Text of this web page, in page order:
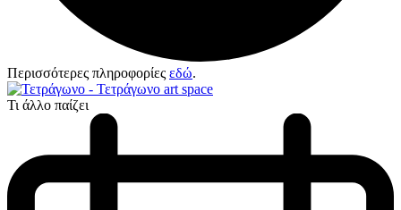
Περισσότερες πληροφορίες εδώ.
Τι άλλο παίζει